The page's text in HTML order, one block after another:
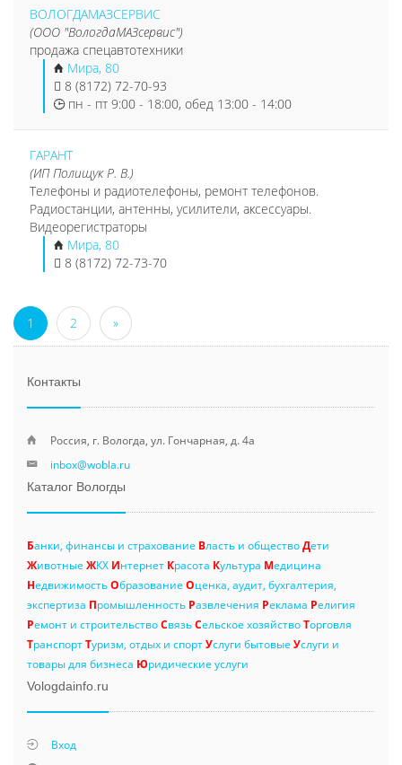
ВОЛОГДАМАЗСЕРВИС
(ООО "ВологдаМАЗсервис")
продажа спецавтотехники
Мира, 80
8 (8172) 72-70-93
пн - пт 9:00 - 18:00, обед 13:00 - 14:00
ГАРАНТ
(ИП Полищук Р. В.)
Телефоны и радиотелефоны, ремонт телефонов.
Радиостанции, антенны, усилители, аксессуары.
Видеорегистраторы
Мира, 80
8 (8172) 72-73-70
1 2 »
Контакты
Россия, г. Вологда, ул. Гончарная, д. 4а
inbox@wobla.ru
Каталог Вологды
Банки, финансы и страхование Власть и обществоДети
Животные ЖКХ Интернет Красота Культура Медицина
НедвижимостьОбразование Оценка, аудит, бухгалтерия,
экспертиза Промышленность Развлечения Реклама Религия
Ремонт и строительствоСвязьСельское хозяйствоТорговля
ТранспортТуризм, отдых и спортУслуги бытовые Услуги и
товары для бизнеса Юридические услуги
Vologdainfo.ru
Вход